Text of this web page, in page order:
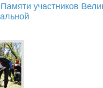
участников